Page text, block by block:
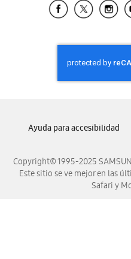
Copyright© 1995-2025
Este sitio se ve mejor en las
Safari y
Ayuda para accesibilidad